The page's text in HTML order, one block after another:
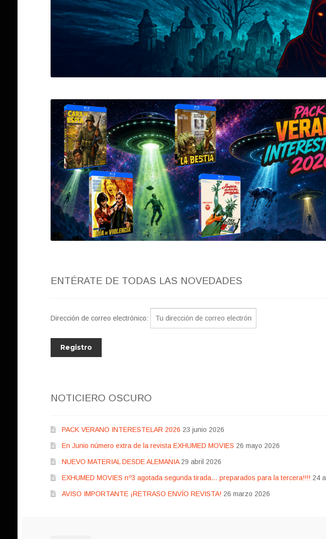
ENTÉRATE DE TODAS LAS NOVEDADES
Dirección de correo electrónico:
NOTICIERO OSCURO
PACK VERANO INTERESTELAR 2026 23 junio 2026
En Junio número extra de la revista EXHUMED MOVIES 26 mayo 2026
NUEVO MATERIAL DESDE ALEMANIA 29 abril 2026
EXHUMED MOVIES nº3 agotada segunda tirada… preparados para la tercera!!!! 24
AVISO IMPORTANTE ¡RETRASO ENVÍO REVISTA! 26 marzo 2026